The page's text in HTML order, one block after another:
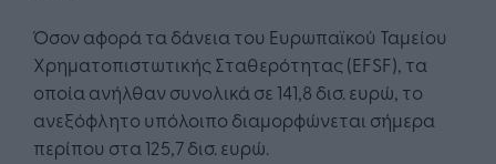
Όσον αφορά τα δάνεια του Ευρωπαϊκού Ταμείου
Χρηματοπιστωτικής Σταθερότητας (EFSF), τα
οποία ανήλθαν συνολικά σε 141,8 δισ. ευρώ, το
ανεξόφλητο υπόλοιπο διαμορφώνεται σήμερα
περίπου στα 125,7 δισ. ευρώ.